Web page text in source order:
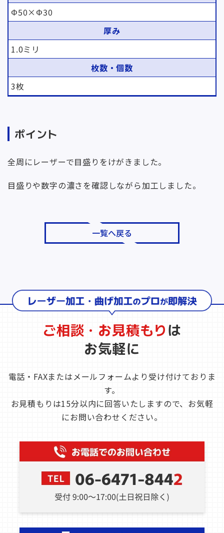
Φ50×Φ30
厚み
1.0ミリ
枚数・個数
3枚
ポイント
全周にレーザーで目盛りをけがきました。
目盛りや数字の濃さを確認しながら加工しました。
一覧へ戻る
ご相談・お見積もりは
お気軽に
電話・FAXまたはメールフォームより受け付けておりま
す。
お見積もりは15分以内に回答いたしますので、お気軽
にお問い合わせください。